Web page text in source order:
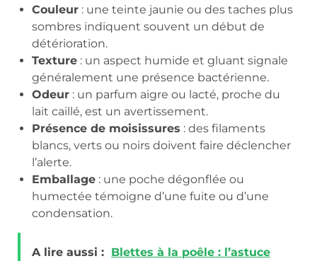
Couleur : une teinte jaunie ou des taches plus
sombres indiquent souvent un début de
détérioration.
Texture : un aspect humide et gluant signale
généralement une présence bactérienne.
Odeur : un parfum aigre ou lacté, proche du
lait caillé, est un avertissement.
Présence de moisissures : des filaments
blancs, verts ou noirs doivent faire déclencher
l’alerte.
Emballage : une poche dégonflée ou
humectée témoigne d’une fuite ou d’une
condensation.
A lire aussi : Blettes à la poêle : l’astuce